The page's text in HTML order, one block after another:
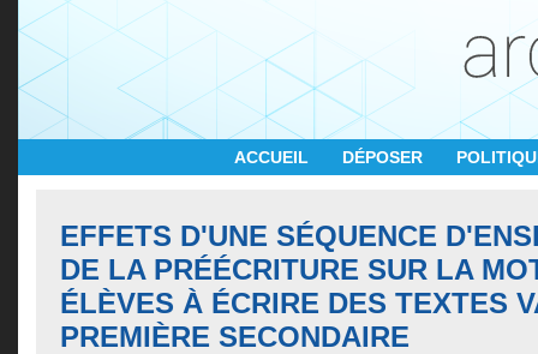
ACCUEIL DÉPOSER
EFFETS D'UNE SÉQUENCE
DE LA PRÉÉCRITURE SUR LA
ÉLÈVES À ÉCRIRE DES TEXTES
PREMIÈRE SECONDAIRE